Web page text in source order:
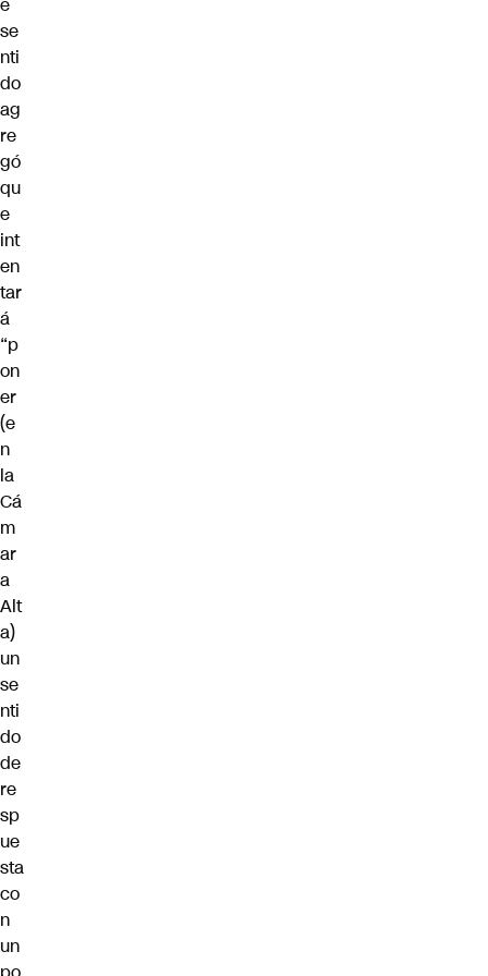
se
nti
do
ag
re
gó
qu
e
int
en
tar
á
“p
on
er
(e
n
la
Cá
m
ar
a
Alt
a)
un
se
nti
do
de
re
sp
ue
sta
co
n
un